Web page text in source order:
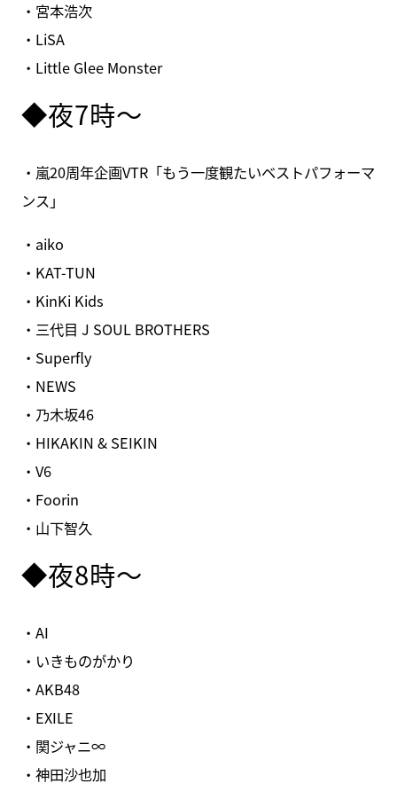
・宮本浩次
・LiSA
・Little Glee Monster
◆夜7時～
・嵐20周年企画VTR「もう一度観たいベストパフォーマ
ンス」
・aiko
・KAT-TUN
・KinKi Kids
・三代目 J SOUL BROTHERS
・Superfly
・NEWS
・乃木坂46
・HIKAKIN & SEIKIN
・V6
・Foorin
・山下智久
◆夜8時～
・AI
・いきものがかり
・AKB48
・EXILE
・関ジャニ∞
・神田沙也加